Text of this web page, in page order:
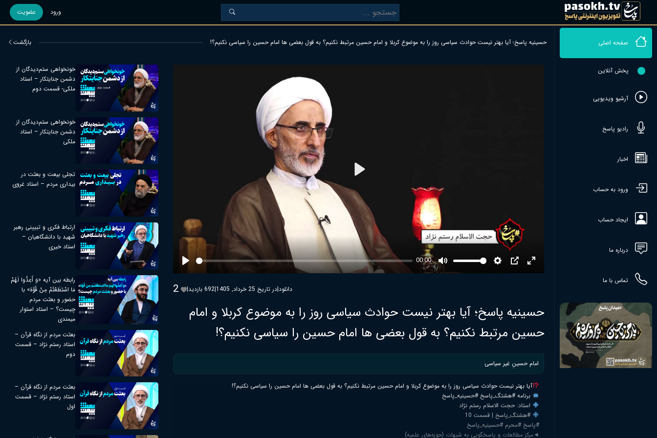
ورود عضویت
صفحه اصلی
پخش آنلاین
آرشیو ویدیویی
رادیو پاسخ
اخبار
ورود به حساب
ایجاد حساب
درباره ما
تماس با ما
حسینیه پاسخ؛ آیا بهتر نیست حوادث سیاسی روز را به موضوع کربلا و امام حسین مرتبط نکنیم؟ به قول بعضی ها امام حسین را سیاسی نکنیم؟! بازگشت
00:00
Mute
2 | 692 بازدید| در تاریخ 25 خرداد, 1405|دانلود
حسینیه پاسخ؛ آیا بهتر نیست حوادث سیاسی روز را به موضوع کربلا و امام
حسین مرتبط نکنیم؟ به قول بعضی ها امام حسین را سیاسی نکنیم؟!
امام حسینِ غیر سیاسی
آیا بهتر نیست حوادث سیاسی روز را به موضوع کربلا و امام حسین مرتبط نکنیم؟ به قول بعضی ها امام حسین را سیاسی نکنیم؟!
برنامه #هشتگ_پاسخ #حسینیه_پاسخ
استاد: حجت الاسلام رستم نژاد
#هشتگ_پاسخ | قسمت 10
#پاسخ #محرم #حسینیه_پاسخ
◄مرکز مطالعات و پاسخگویی به شبهات (حوزه‌های علمیه)
خونخواهی ستم‌دیدگان از
دشمن جنایتکار – استاد
ملکی- قسمت دوم
خونخواهی ستم‌دیدگان از
دشمن جنایتکار – استاد
ملکی
تجلی بیعت و بعثت در
بیداری مردم – استاد غروی
ارتباط فکری و تبیینی رهبر
شهید با دانشگاهیان –
استاد خیری
رابطه بین آیه «وَ أَعِدُّوا لَهُمْ
مَا اسْتَطَعْتُمْ مِنْ قُوَّة» با
حضور و بعثت مردم
چیست؟ – استاد استوار
میمندی
بعثت مردم از نگاه قرآن –
استاد رستم نژاد – قسمت
دوم
بعثت مردم از نگاه قرآن –
استاد رستم نژاد – قسمت
اول